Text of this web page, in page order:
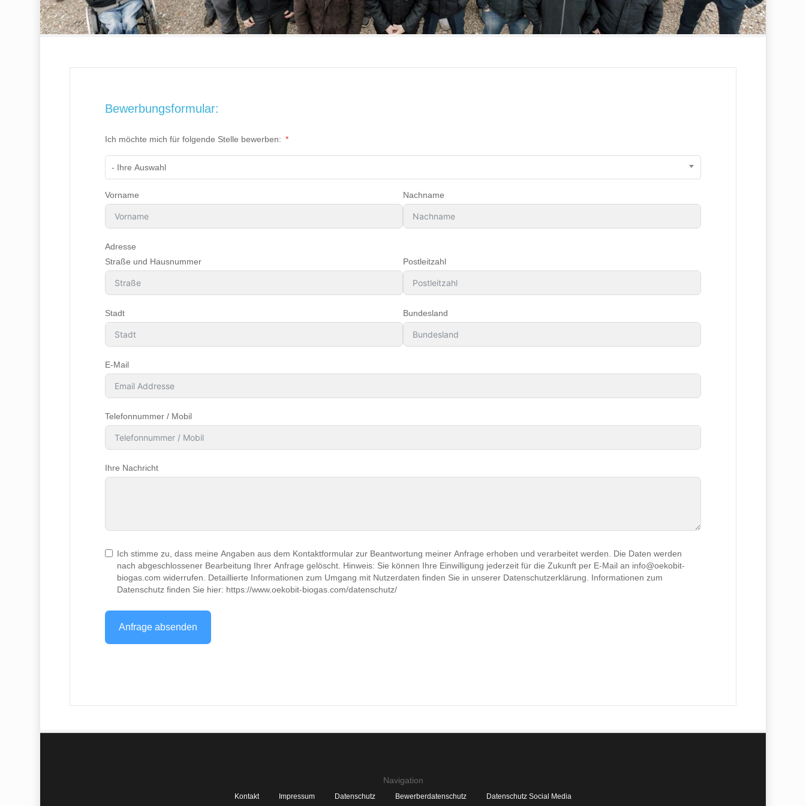
Bewerbungsformular:
Ich möchte mich für folgende Stelle bewerben:
- Ihre Auswahl
Vorname Nachname
Adresse
Straße und Hausnummer
Postleitzahl
Stadt Bundesland
E-Mail
Telefonnummer / Mobil
Ihre Nachricht
Ich stimme zu, dass meine Angaben aus dem Kontaktformular zur Beantwortung meiner Anfrage erhoben und verarbeitet werden. Die Daten werden
nach abgeschlossener Bearbeitung Ihrer Anfrage gelöscht. Hinweis: Sie können Ihre Einwilligung jederzeit für die Zukunft per E-Mail an info@oekobit-
biogas.com widerrufen. Detaillierte Informationen zum Umgang mit Nutzerdaten finden Sie in unserer Datenschutzerklärung. Informationen zum
Datenschutz finden Sie hier: https://www.oekobit-biogas.com/datenschutz/
Anfrage absenden
Navigation
Kontakt Impressum Datenschutz Bewerberdatenschutz Datenschutz Social Media